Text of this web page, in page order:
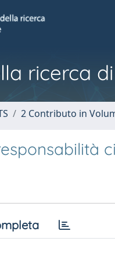
ricerca
2 Contributo in